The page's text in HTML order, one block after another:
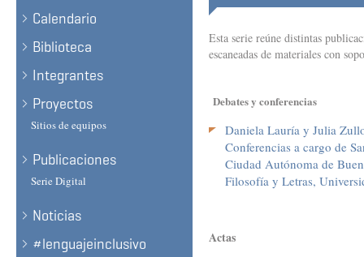
Calendario
Biblioteca
Integrantes
Proyectos
Sitios de equipos
Publicaciones
Serie Digital
Noticias
#lenguajeinclusivo
Esta serie reúne distintas
escaneadas de materiales con
Debates y conferencias
Daniela Lauría y Julia
Conferencias a cargo de
Ciudad Autónoma de
Filosofía y Letras,
Actas